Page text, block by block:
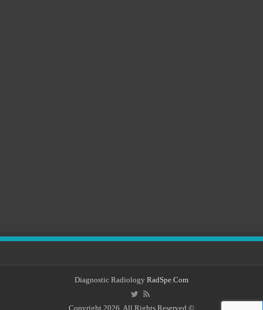
Diagnostic RadiologyRadSpe.Com
© Copyright 2026, All Rights Reserved